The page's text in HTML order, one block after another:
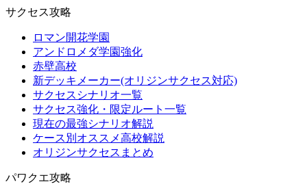
サクセス攻略
ロマン開花学園
アンドロメダ学園強化
赤壁高校
新デッキメーカー(オリジンサクセス対応)
サクセスシナリオ一覧
サクセス強化・限定ルート一覧
現在の最強シナリオ解説
ケース別オススメ高校解説
オリジンサクセスまとめ
パワクエ攻略